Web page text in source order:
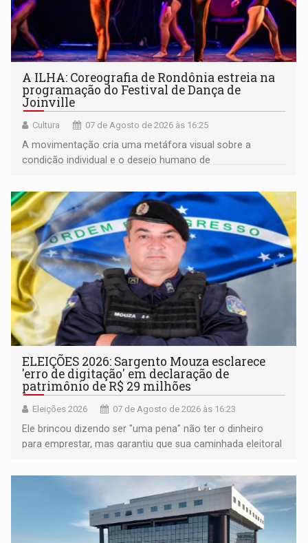
A ILHA: Coreografia de Rondônia estreia na
programação do Festival de Dança de
Joinville
Cultura 07 de Agosto de 2026 às 16:25
A movimentação cria uma metáfora visual sobre a
condição individual e o desejo humano de
ELEIÇÕES 2026: Sargento Mouza esclarece
'erro de digitação' em declaração de
patrimônio de R$ 29 milhões
Eleições 2026 07 de Agosto de 2026 às 16:23
Ele brincou dizendo ser "uma pena" não ter o dinheiro
para emprestar, mas garantiu que sua caminhada eleitoral